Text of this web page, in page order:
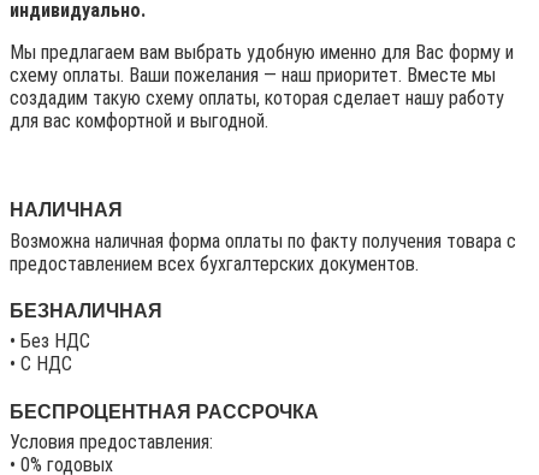
индивидуально.
Мы предлагаем вам выбрать удобную именно для Вас форму и
схему оплаты. Ваши пожелания — наш приоритет. Вместе мы
создадим такую схему оплаты, которая сделает нашу работу
для вас комфортной и выгодной.
НАЛИЧНАЯ
Возможна наличная форма оплаты по факту получения товара с
предоставлением всех бухгалтерских документов.
БЕЗНАЛИЧНАЯ
• Без НДС
• C НДС
БЕСПРОЦЕНТНАЯ РАССРОЧКА
Условия предоставления:
• 0% годовых